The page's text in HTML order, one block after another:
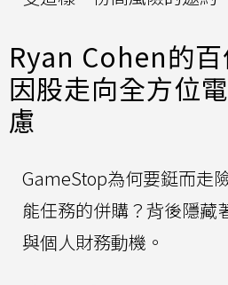
Ryan Cohen的
因股走向全方位
慮
GameStop為何要鋌而走
能任務的併購？背後隱藏
與個人財務動機。